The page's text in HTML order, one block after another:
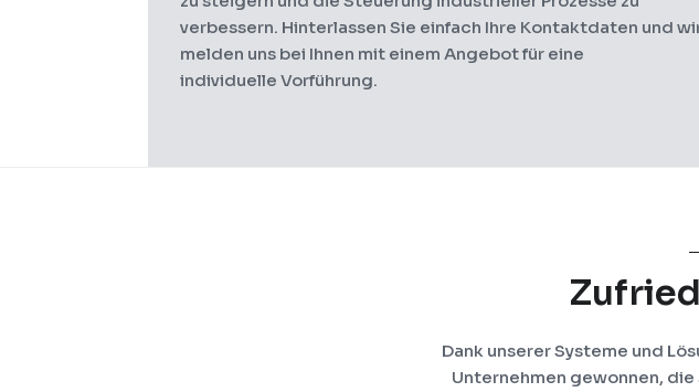
verbessern. Hinterlassen Sie einfach Ihre Kontaktdaten und
melden uns bei Ihnen mit einem Angebot für eine
individuelle Vorführung.
Dank unserer Systeme und
Unternehmen gewonnen,